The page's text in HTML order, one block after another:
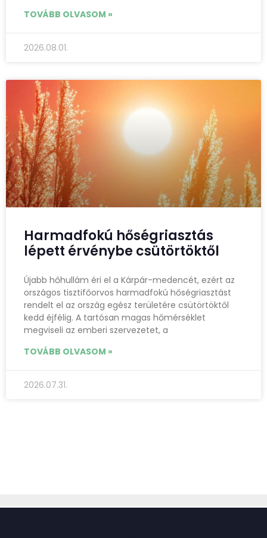
TOVÁBB OLVASOM »
2026.08.01.
Harmadfokú hőségriasztás
lépett érvénybe csütörtöktől
Újabb hőhullám éri el a Kárpár-medencét, ezért az
országos tisztifőorvos harmadfokú hőségriasztást
rendelt el az ország egész területére csütörtöktől
kedd éjfélig. A tartósan magas hőmérséklet
megviseli az emberi szervezetet, a
TOVÁBB OLVASOM »
2026.07.31.